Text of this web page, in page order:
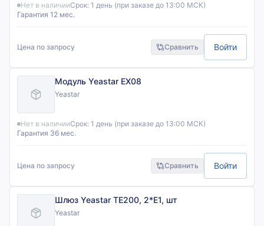
Нет в наличииСрок: 1 день (при заказе до 13:00 МСК)
Гарантия 12 мес.
Цена по запросу Сравнить Войти
Модуль Yeastar EX08
Yeastar
Нет в наличииСрок: 1 день (при заказе до 13:00 МСК)
Гарантия 36 мес.
Цена по запросу Сравнить Войти
Шлюз Yeastar TE200, 2*E1, шт
Yeastar